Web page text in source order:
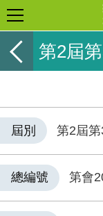
第2屆
屆別 第2屆
總編號 第會